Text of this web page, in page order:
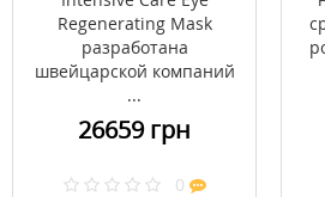
Regenerating Mask
разработана
швейцарской компаний
...
26659 грн
0